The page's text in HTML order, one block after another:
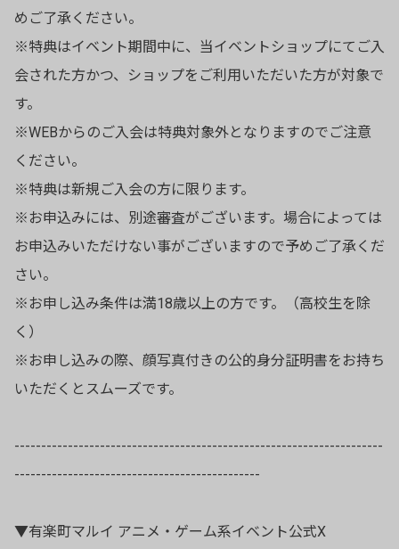
めご了承ください。
※特典はイベント期間中に、当イベントショップにてご入
会された方かつ、ショップをご利用いただいた方が対象で
す。
※WEBからのご入会は特典対象外となりますのでご注意
ください。
※特典は新規ご入会の方に限ります。
※お申込みには、別途審査がございます。場合によっては
お申込みいただけない事がございますので予めご了承くだ
さい。
※お申し込み条件は満18歳以上の方です。（高校生を除
く）
※お申し込みの際、顔写真付きの公的身分証明書をお持ち
いただくとスムーズです。
---------------------------------------------------------------------
----------------------------------------------
▼有楽町マルイ アニメ・ゲーム系イベント公式X